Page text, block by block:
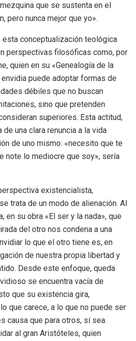
que se sustenta en el
pero nunca mejor que yo».
esta conceptualización teológica
perspectivas filosóficas como, por
quien en su «Genealogía de la
puede adoptar formas de
débiles que no buscan
sino que pretenden
superiores. Esta actitud,
una clara renuncia a la vida
de uno mismo: «necesito que te
note lo mediocre que soy», sería
existencialista,
trata de un modo de alienación. Al
en su obra «El ser y la nada», que
del otro nos condena a una
lo que el otro tiene es, en
de nuestra propia libertad y
Desde este enfoque, queda
se encuentra vacía de
que su existencia gira,
que carece, a lo que no puede ser
causa que para otros, sí sea.
al gran Aristóteles, quien